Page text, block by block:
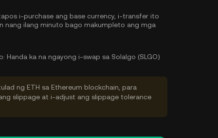
i-purchase ang base currency, i-transfer ito
nang ilang minuto bago makumpleto ang mga
Handa ka na ngayong i-swap sa Solalgo (SLGO)
ng ETH sa Ethereum blockchain, para
slippage at i-adjust ang slippage tolerance